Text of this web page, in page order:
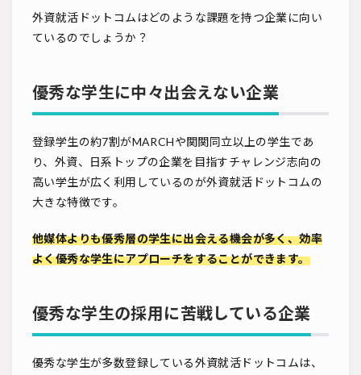
外資就活ドットコムはどのような課題を持つ企業に向い
ているのでしょうか？
優秀な学生に中々出会えない企業
登録学生の約7割がMARCHや関関同立以上の学生であ
り、外資、日系トップの企業を目指すチャレンジ志向の
高い学生が広く利用しているのが外資就活ドットコムの
大きな特徴です。
他媒体よりも優秀層の学生に出会える機会が多く、効率
よく優秀な学生にアプローチをすることができます。
優秀な学生の採用に苦戦している企業
優秀な学生が多数登録している外資就活ドットコムは、